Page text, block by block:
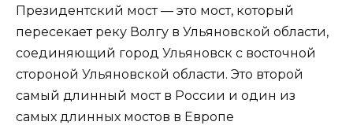
Президентский мост — это мост, который
пересекает реку Волгу в Ульяновской области,
соединяющий город Ульяновск с восточной
стороной Ульяновской области. Это второй
самый длинный мост в России и один из
самых длинных мостов в Европе